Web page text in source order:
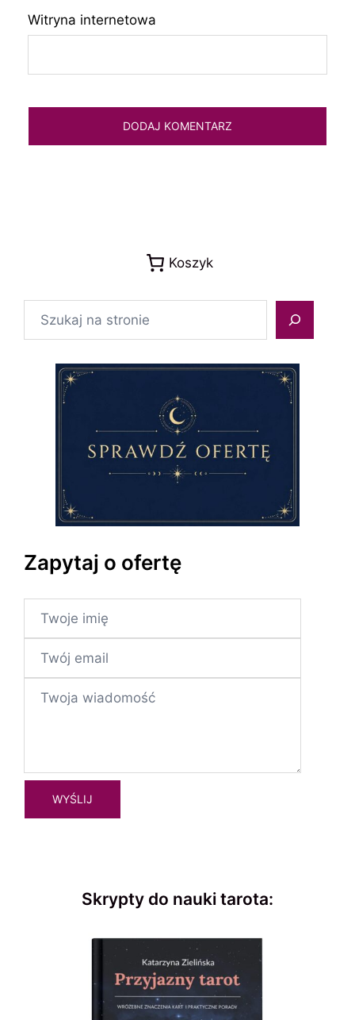
Witryna internetowa
Koszyk
Zapytaj o ofertę
Skrypty do nauki tarota: